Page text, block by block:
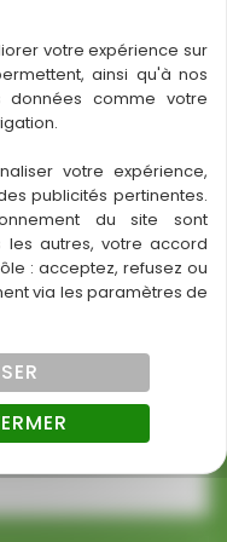
56 votre expérience sur
ainsi qu'à nos
données comme votre
votre expérience,
publicités pertinentes.
du site sont
les autres, votre accord
: acceptez, refusez ou
via les paramètres de